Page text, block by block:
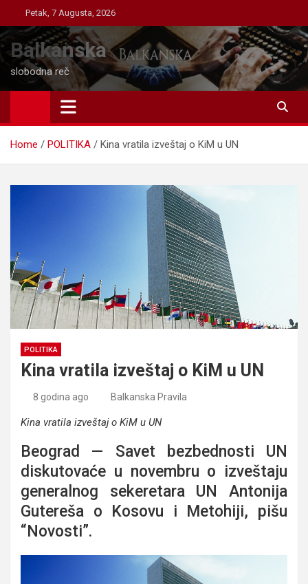
to
content
Petak, 7 Augusta, 2026
Balkanska
slobodna reč
Home POLITIKA Kina vratila izveštaj o KiM u UN
POLITIKA
Kina vratila izveštaj o KiM u UN
8 godina ago Balkanska Pravila
Kina vratila izveštaj o KiM u UN
Beograd — Savet bezbednosti UN
diskutovaće u novembru o izveštaju
generalnog sekeretara UN Antonija
Gutereša o Kosovu i Metohiji, pišu
“Novosti”.